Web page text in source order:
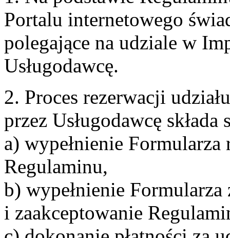
Portalu internetowego
polegające na udziale w
Usługodawcę.
2. Proces rezerwacji
przez Usługodawcę
a) wypełnienie
Regulaminu,
b) wypełnienie Formularza
i zaakceptowanie